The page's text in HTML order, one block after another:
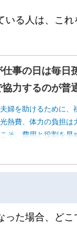
る人は、これ
仕事の日は毎日
協力するのが普
婦を助けるために、
熱費、体力の負担
そ、費用と役割を早
た場合、ど